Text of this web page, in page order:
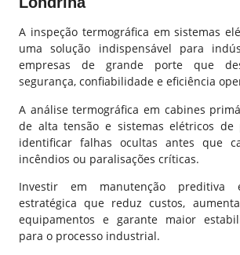
A inspeção termográfica emsistemas
uma solução indispensável para
empresas de grande porte que
segurança, confiabilidade e eficiência
A análise termográfica em cabines
de alta tensão e sistemas elétricos de
identificar falhas ocultas antes que
incêndios ou paralisações críticas.
Investir em manutenção preditiva
estratégica que reduz custos,
equipamentos e garante maior
para o processo industrial.